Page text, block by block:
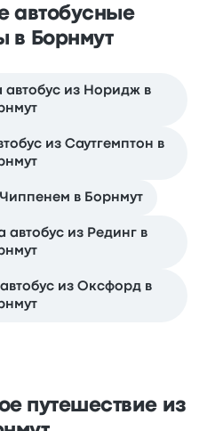
автобусные
в Борнмут
автобус из Норидж в
из Саутгемптон в
в Борнмут
автобус из Рединг в
из Оксфорд в
путешествие из